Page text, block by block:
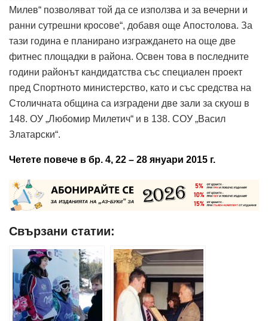
Милев“ позволяват той да се използва и за вечерни и
ранни сутрешни кросове“, добавя още Апостолова. За
тази година е планирано изграждането на още две
фитнес площадки в района. Освен това в последните
години районът кандидатства със специален проект
пред Спортното министерство, като и със средства на
Столичната община са изградени две зали за скуош в
148. ОУ „Любомир Милетич“ и в 138. СОУ „Васил
Златарски“.
Четете повече в бр. 4, 22 – 28 януари 2015 г.
Свързани статии: